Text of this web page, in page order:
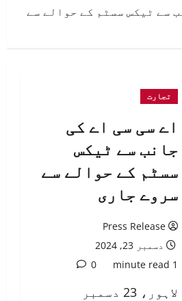
سے ٹیکس سسٹم کے حوالے سے
تجارت
اے سی سی اے کی
جانب سے ٹیکس
سسٹم کے حوالے سے
سروے جاری
Press Release
دسمبر 23, 2024
1 minute read
0
لاہور، 23 دسمبر